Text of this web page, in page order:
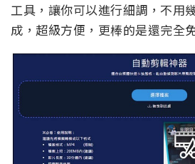
工具，讓你可以進行細調，不用
成，超級方便，更棒的是還完全